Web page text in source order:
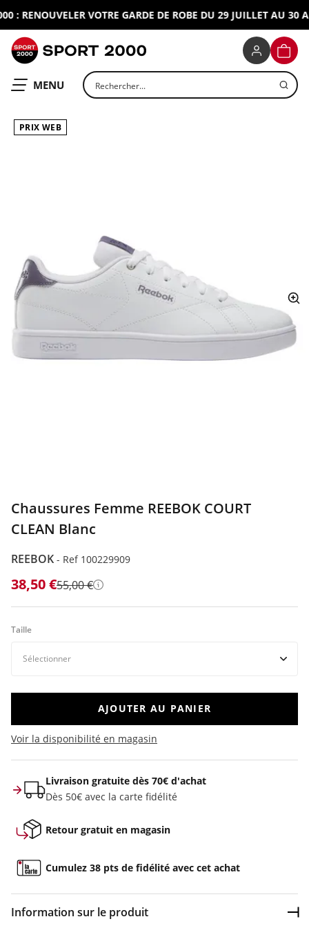
: RENOUVELER VOTRE GARDE DE ROBE DU 29 JUILLET AU 30
OUVRIR LE
MENU Rechercher un produit
PRIX WEB
Chaussures Femme REEBOK COURT
CLEAN Blanc
REEBOK - Ref 100229909
38,50 €55,00 € Détails
Taille
AJOUTER AU PANIER
Voir la disponibilité en magasin
Livraison gratuite dès 70€ d'achat
Dès 50€ avec la carte fidélité
Retour gratuit en magasin
Cumulez 38 pts de fidélité avec cet achat
Information sur le produit